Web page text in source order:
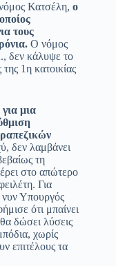
Κατσέλη, ο
τους
Ο νόμος
δεν κάλυψε το
1η κατοικίας
μια
δεν λαμβάνει
τη
στο απώτερο
Για
Υπουργός
ότι μπαίνει
δώσει λύσεις
χωρίς
επιτέλους τα